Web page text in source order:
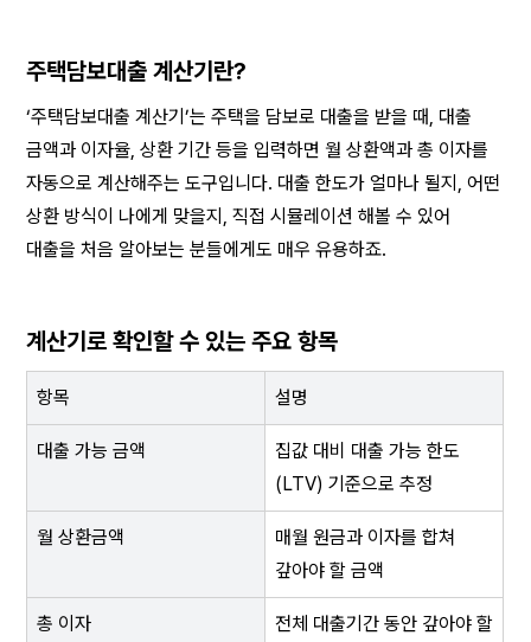
주택담보대출 계산기란?
‘주택담보대출 계산기’는 주택을 담보로 대출을 받을 때, 대출
금액과 이자율, 상환 기간 등을 입력하면 월 상환액과 총 이자를
자동으로 계산해주는 도구입니다. 대출 한도가 얼마나 될지, 어떤
상환 방식이 나에게 맞을지, 직접 시뮬레이션 해볼 수 있어
대출을 처음 알아보는 분들에게도 매우 유용하죠.
계산기로 확인할 수 있는 주요 항목
항목 설명
대출 가능 금액
집값 대비 대출 가능 한도
(LTV) 기준으로 추정
월 상환금액
매월 원금과 이자를 합쳐
갚아야 할 금액
총 이자
전체 대출기간 동안 갚아야 할